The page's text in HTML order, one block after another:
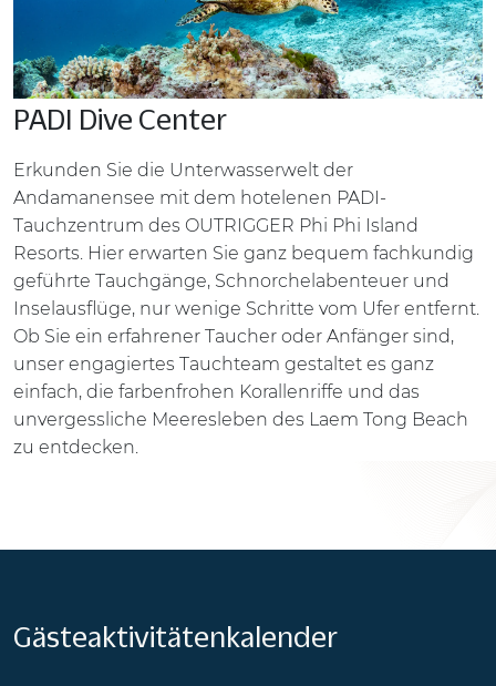
PADI Dive Center
Erkunden Sie die Unterwasserwelt der
Andamanensee mit dem hotelenen PADI-
Tauchzentrum des OUTRIGGER Phi Phi Island
Resorts. Hier erwarten Sie ganz bequem fachkundig
geführte Tauchgänge, Schnorchelabenteuer und
Inselausflüge, nur wenige Schritte vom Ufer entfernt.
Ob Sie ein erfahrener Taucher oder Anfänger sind,
unser engagiertes Tauchteam gestaltet es ganz
einfach, die farbenfrohen Korallenriffe und das
unvergessliche Meeresleben des Laem Tong Beach
zu entdecken.
Gästeaktivitätenkalender